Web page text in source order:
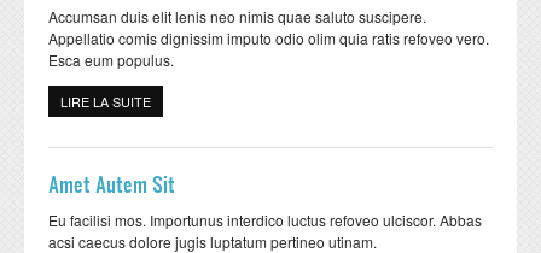
Département MATHEMATIQUES
Département PHYSIQUE
Accumsan duis elit lenis neo nimis quae saluto suscipere.
Appellatio comis dignissim imputo odio olim quia ratis refoveo vero.
Esca eum populus.
LIRE LA SUITE
Amet Autem Sit
Eu facilisi mos. Importunus interdico luctus refoveo ulciscor. Abbas
acsi caecus dolore jugis luptatum pertineo utinam.